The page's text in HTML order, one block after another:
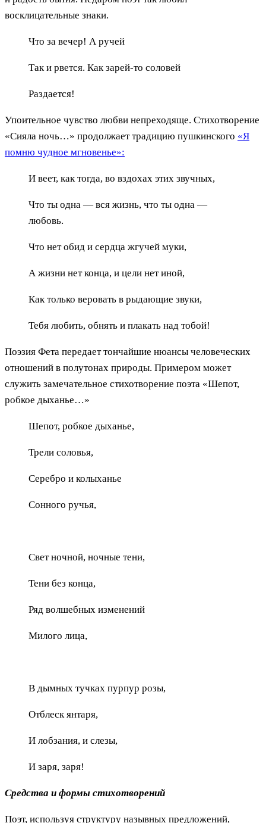
восклицательные знаки.
Что за вечер! А ручей
Так и рвется. Как зарей-то соловей
Раздается!
Упоительное чувство любви непреходяще. Стихотворение
«Сияла ночь…» продолжает традицию пушкинского «Я
помню чудное мгновенье»:
И веет, как тогда, во вздохах этих звучных,
Что ты одна — вся жизнь, что ты одна —
любовь.
Что нет обид и сердца жгучей муки,
А жизни нет конца, и цели нет иной,
Как только веровать в рыдающие звуки,
Тебя любить, обнять и плакать над тобой!
Поэзия Фета передает тончайшие нюансы человеческих
отношений в полутонах природы. Примером может
служить замечательное стихотворение поэта «Шепот,
робкое дыханье…»
Шепот, робкое дыханье,
Трели соловья,
Серебро и колыханье
Сонного ручья,
Свет ночной, ночные тени,
Тени без конца,
Ряд волшебных изменений
Милого лица,
В дымных тучках пурпур розы,
Отблеск янтаря,
И лобзания, и слезы,
И заря, заря!
Средства и формы стихотворений
Поэт, используя структуру назывных предложений,